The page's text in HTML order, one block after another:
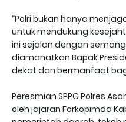
“Polri bukan hanya
untuk mendukung
ini sejalan dengan
diamanatkan Bapak
dekat dan bermanfaat
Peresmian SPPG Polres
oleh jajaran Forkopimda